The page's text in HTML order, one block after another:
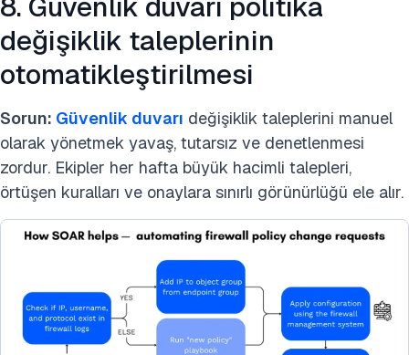
değişiklik taleplerinin
otomatikleştirilmesi
Sorun: Güvenlik duvarı değişiklik taleplerini manuel
olarak yönetmek yavaş, tutarsız ve denetlenmesi
zordur. Ekipler her hafta büyük hacimli talepleri,
örtüşen kuralları ve onaylara sınırlı görünürlüğü ele alır.